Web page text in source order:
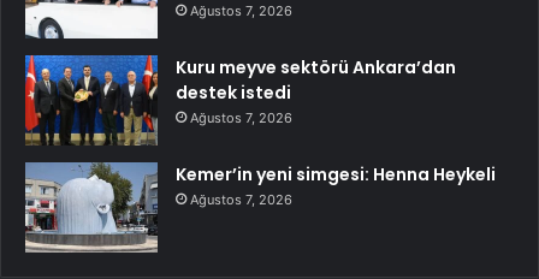
Ağustos 7, 2026
Kuru meyve sektörü Ankara’dan
destek istedi
Ağustos 7, 2026
Kemer’in yeni simgesi: Henna Heykeli
Ağustos 7, 2026